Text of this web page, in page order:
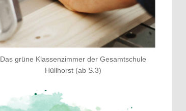
Das grüne Klassenzimmer der Gesamtschule
Hüllhorst (ab S.3)